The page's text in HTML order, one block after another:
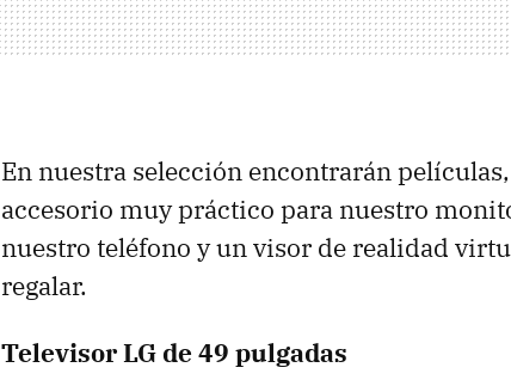
En nuestra selección encontrarán
accesorio muy práctico para nuestro
nuestro teléfono y un visor de realidad
regalar.
Televisor LG de 49 pulgadas